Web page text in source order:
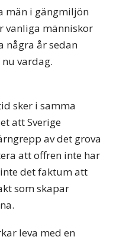
män i gängmiljön
vanliga människor
några år sedan
vardag.
sker i samma
att Sverige
av det grova
att offren inte har
det faktum att
som skapar
leva med en